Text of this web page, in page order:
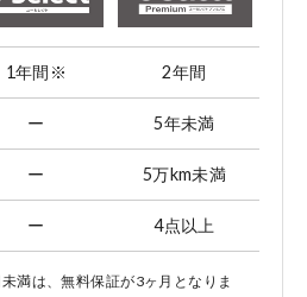
レートサイト
1年間 ※ 2年間
ー 5年未満
ー 5万km未満
ー 4点以上
満は、無料保証が3ヶ月となりま